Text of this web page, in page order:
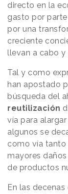
directo en la
gasto por
por una
creciente
llevan a cabo
Tal y como
han apostado
búsqueda del
reutilización
vía para
algunos se
como vía tanto
mayores
de productos
En las